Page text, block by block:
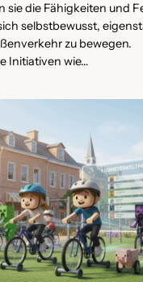
sie die Fähigkeiten und
selbstbewusst,
zu bewegen.
Initiativen wie…